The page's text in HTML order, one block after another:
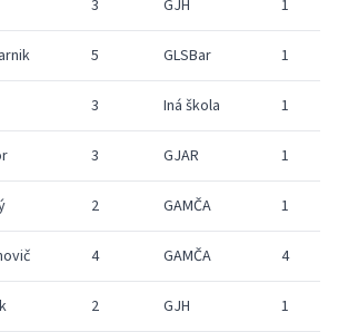
3 GJH 1
5 GLSBar 1
3 Iná škola 1
3 GJAR 1
2 GAMČA 1
4 GAMČA 4
2 GJH 1